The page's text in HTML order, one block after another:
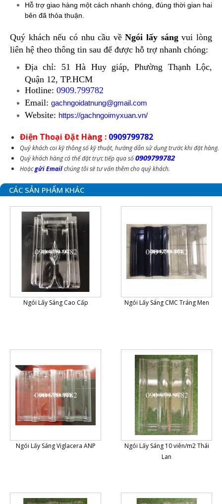
Hỗ trợ giao hàng một cách nhanh chóng, đúng thời gian hai
bên đã thỏa thuận.
Quý khách nếu có nhu cầu vềNgói lấy sángvui lòng
liên hệ theo thông tin sau để được hỗ trợ nhanh chóng:
Địa chỉ: 51 Hà Huy giáp, Phường Thạnh Lộc,
Quận 12, TP.HCM
Hotline: 0909.799782
Email: gachngoidatnung@gmail.com
Website: https://gachngoimyxuan.vn/
Điện Thoại Đặt Hàng : 0909799782
Quý khách coi kỹ thông số kỹ thuật, hướng dẫn sử dụng trước khi đặt hàng.
Quý khách hàng có thể đặt trực tiếp qua số0909799782
Hoặcgửi Emailchúng tôi sẽ tư vấn thêm cho quý khách.
CÁC SẢN PHẨM KHÁC
Ngói Lấy Sáng Cao Cấp Ngói Lấy Sáng CMC Tráng Men
Ngói Lấy Sáng Viglacera ANP
Ngói Lấy Sáng 10 viên/m2 Thái
Lan